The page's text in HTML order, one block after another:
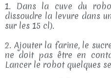
1. Dans la cuve du
dissoudre la levure dans
sur les 15 cl).
2. Ajouter la farine, le
ne doit pas être en
Lancer le robot quelques